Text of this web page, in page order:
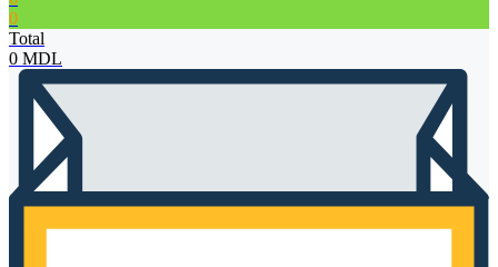
0
Total
0 MDL